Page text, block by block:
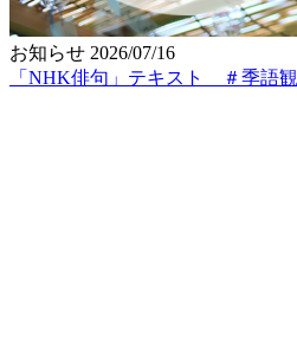
お知らせ 2026/07/16
「NHK俳句」テキスト ＃季語